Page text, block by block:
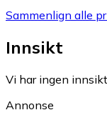
Sammenlign alle
Innsikt
Vi har ingen
Annonse